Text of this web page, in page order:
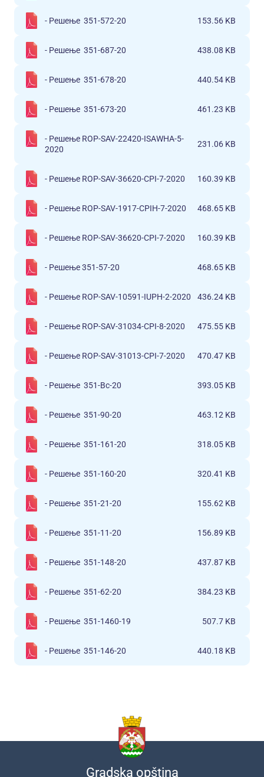
- Решење 351-572-20 153.56 KB
- Решење 351-687-20 438.08 KB
- Решење 351-678-20 440.54 KB
- Решење 351-673-20 461.23 KB
- Решење ROP-SAV-22420-ISAWHA-5-
2020
231.06 KB
- Решење ROP-SAV-36620-CPI-7-2020 160.39 KB
- Решење ROP-SAV-1917-CPIH-7-2020 468.65 KB
- Решење ROP-SAV-36620-CPI-7-2020 160.39 KB
- Решење 351-57-20 468.65 KB
- Решење ROP-SAV-10591-IUPH-2-2020 436.24 KB
- Решење ROP-SAV-31034-CPI-8-2020 475.55 KB
- Решење ROP-SAV-31013-CPI-7-2020 470.47 KB
- Решење 351-Вс-20 393.05 KB
- Решење 351-90-20 463.12 KB
- Решење 351-161-20 318.05 KB
- Решење 351-160-20 320.41 KB
- Решење 351-21-20 155.62 KB
- Решење 351-11-20 156.89 KB
- Решење 351-148-20 437.87 KB
- Решење 351-62-20 384.23 KB
- Решење 351-1460-19 507.7 KB
- Решење 351-146-20 440.18 KB
Gradska opština